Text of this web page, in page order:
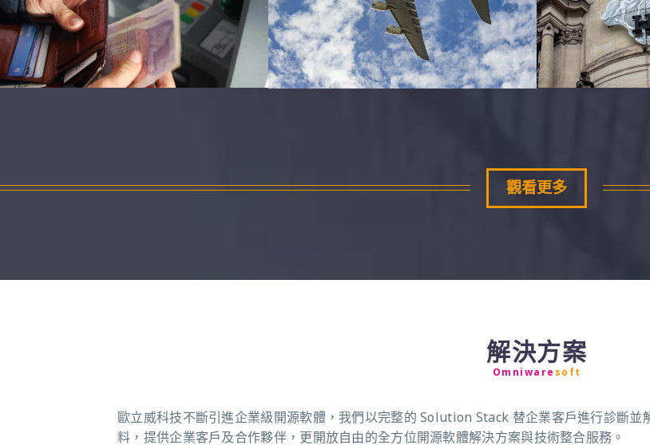
觀看更多
解決方案
Omniware soft
歐立威科技不斷引進企業級開源軟體，我們以完整的 Solution Stack 替企業客戶進行診斷
料，提供企業客戶及合作夥伴，更開放自由的全方位開源軟體解決方案與技術整合服務。